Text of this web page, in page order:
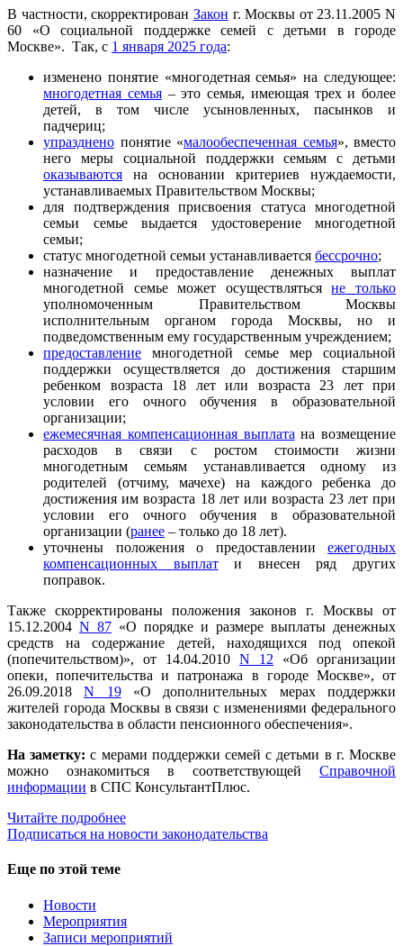
В частности, скорректирован Закон г. Москвы от 23.11.2005 N
60 «О социальной поддержке семей с детьми в городе
Москве». Так, с 1 января 2025 года:
изменено понятие «многодетная семья» на следующее:
многодетная семья– это семья, имеющая трех и более
детей, в том числе усыновленных, пасынков и
падчериц;
упразднено понятие «малообеспеченная семья», вместо
него меры социальной поддержки семьям с детьми
оказываются на основании критериев нуждаемости,
устанавливаемых Правительством Москвы;
для подтверждения присвоения статуса многодетной
семьи семье выдается удостоверение многодетной
семьи;
статус многодетной семьи устанавливается бессрочно;
назначение и предоставление денежных выплат
многодетной семье может осуществлятьсяне только
уполномоченным Правительством Москвы
исполнительным органом города Москвы, но и
подведомственным ему государственным учреждением;
предоставление многодетной семье мер социальной
поддержки осуществляется до достижения старшим
ребенком возраста 18 лет или возраста 23 лет при
условии его очного обучения в образовательной
организации;
ежемесячная компенсационная выплата на возмещение
расходов в связи с ростом стоимости жизни
многодетным семьям устанавливается одному из
родителей (отчиму, мачехе) на каждого ребенка до
достижения им возраста 18 лет или возраста 23 лет при
условии его очного обучения в образовательной
организации (ранее – только до 18 лет).
уточнены положения о предоставлении ежегодных
компенсационных выплати внесен ряд других
поправок.
Также скорректированы положения законов г. Москвы от
15.12.2004 N 87 «О порядке и размере выплаты денежных
средств на содержание детей, находящихся под опекой
(попечительством)», от 14.04.2010 N 12 «Об организации
опеки, попечительства и патронажа в городе Москве», от
26.09.2018N 19«О дополнительных мерах поддержки
жителей города Москвы в связи с изменениями федерального
законодательства в области пенсионного обеспечения».
На заметку: с мерами поддержки семей с детьми в г. Москве
можно ознакомиться в соответствующей Справочной
информации в СПС КонсультантПлюс.
Читайте подробнее
Подписаться на новости законодательства
Еще по этой теме
Новости
Мероприятия
Записи мероприятий